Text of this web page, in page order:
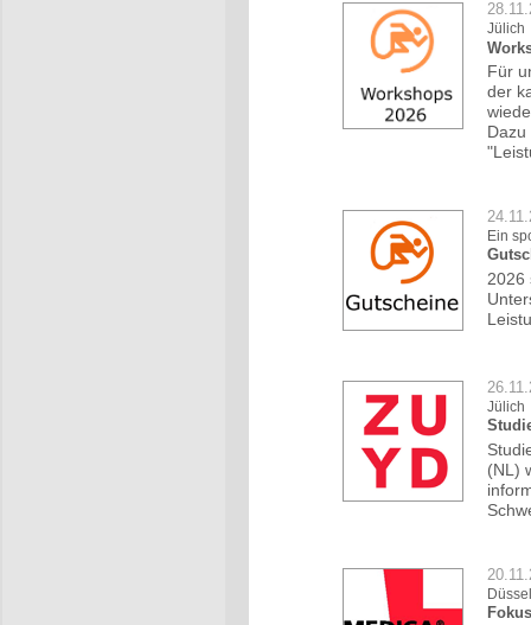
Jülich
Für
der
Ein
2026
Jülich
(NL)